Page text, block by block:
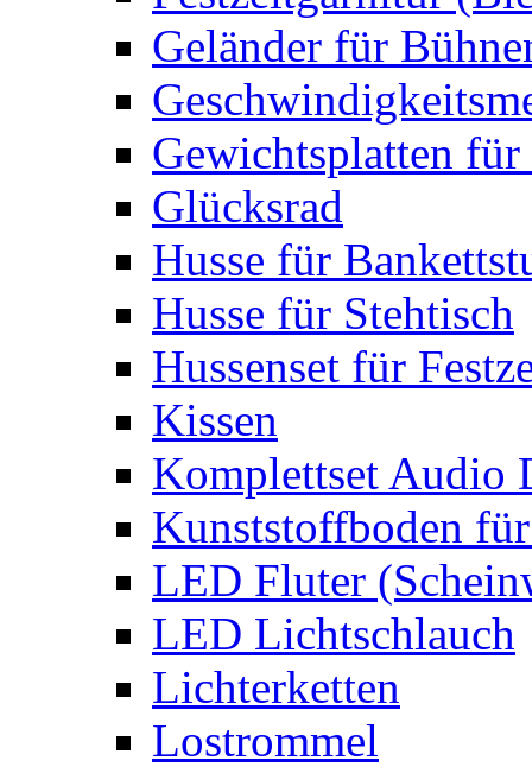
Geländer für
Gewichtsplatten für
Glücksrad
Husse für
Husse für Stehtisch
Hussenset für
Kissen
Komplettset Audio
Kunststoffboden
LED Fluter
LED Lichtschlauch
Lichterketten
Lostrommel